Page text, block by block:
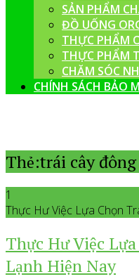
SẢN PHẨM
ĐỒ UỐNG
THỰC PHẨM
THỰC PHẨM
CHĂM SÓC
CHÍNH SÁCH BẢO
Thẻ:trái cây
1
Thực Hư Việc Lựa Chọn
Thực Hư Việc
Lạnh Hiện Nay